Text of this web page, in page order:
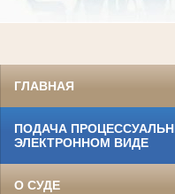
ГЛАВНАЯ
ПОДАЧА
ЭЛЕКТРОННОМ ВИДЕ
О СУДЕ